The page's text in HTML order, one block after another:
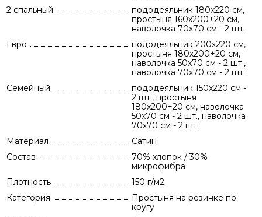
2 спальный
пододеяльник 180х220 см,
простыня 160х200+20 см,
наволочка 70х70 см - 2 шт.
Евро
пододеяльник 200х220 см,
простыня 180х200+20 см,
наволочка 50х70 см - 2 шт.,
наволочка 70х70 см - 2 шт.
Семейный
пододеяльник 150х220 см -
2 шт., простыня
180х200+20 см, наволочка
50х70 см - 2 шт., наволочка
70х70 см - 2 шт.
Материал
Сатин
Состав
70% хлопок / 30%
микрофибра
Плотность
150 г/м2
Категория
Простыня на резинке по
кругу